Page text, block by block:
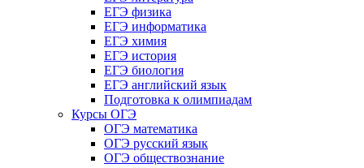
ЕГЭ физика
ЕГЭ информатика
ЕГЭ химия
ЕГЭ история
ЕГЭ биология
ЕГЭ английский язык
Подготовка к олимпиадам
Курсы ОГЭ
ОГЭ математика
ОГЭ русский язык
ОГЭ обществознание